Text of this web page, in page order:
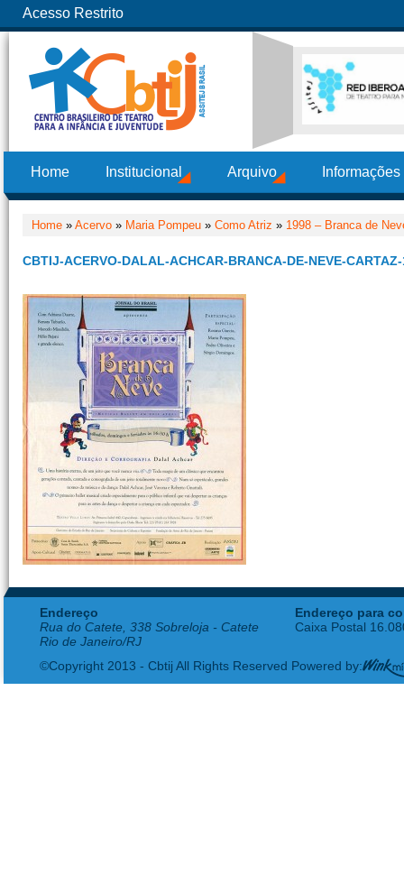
Acesso Restrito
Home Institucional Arquivo
Home » Acervo » Maria Pompeu » Como Atriz » 1998 – Branca de
CBTIJ-ACERVO-DALAL-ACHCAR-BRANCA-DE-NEVE-
Endereço
Rua do Catete, 338 Sobreloja - Catete
Rio de Janeiro/RJ
Endereço para
Caixa Postal
©Copyright 2013 - Cbtij All Rights Reserved Powered by: